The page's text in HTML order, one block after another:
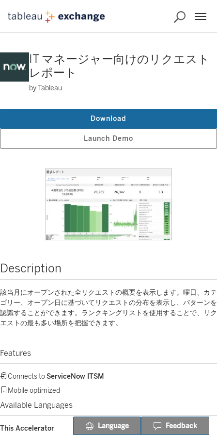
IT マネージャー向けのリクエスト
レポート
by Tableau
Launch Demo
Download
Description
該当月にオープンされた全リクエストの概要を表示します。曜日、カテ
ゴリー、オープン日に基づいてリクエストの分布を表示し、パターンを
認識することができます。ランクキングリストを使用することで、リク
エストの最も多い場所を把握できます。
Features
Connects toServiceNow ITSM
Mobile optimized
Available Languages
This Accelerator Language Feedback